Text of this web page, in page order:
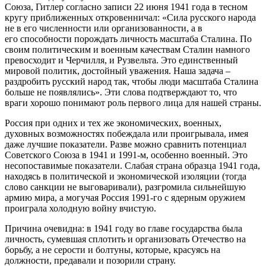
Союза, Гитлер согласно записи 22 июня 1941 года в тесном
кругу приближенных откровенничал: «Сила русского народа
не в его численности или организованности, а в
его способности порождать личность масштаба Сталина. По
своим политическим и военным качествам Сталин намного
превосходит и Черчилля, и Рузвельта. Это единственный
мировой политик, достойный уважения. Наша задача –
раздробить русский народ так, чтобы люди масштаба Сталина
больше не появлялись». Эти слова подтверждают то, что
враги хорошо понимают роль первого лица для нашей страны.
Россия при одних и тех же экономических, военных,
духовных возможностях побеждала или проигрывала, имея
даже лучшие показатели. Разве можно сравнить потенциал
Советского Союза в 1941 и 1991-м, особенно военный. Это
несопоставимые показатели. Слабая страна образца 1941 года,
находясь в политической и экономической изоляции (тогда
слово санкции не выговаривали), разгромила сильнейшую
армию мира, а могучая Россия 1991-го с ядерным оружием
проиграла холодную войну вчистую.
Причина очевидна: в 1941 году во главе государства была
личность, сумевшая сплотить и организовать Отечество на
борьбу, а не серости и болтуны, которые, красуясь на
должности, предавали и позорили страну.